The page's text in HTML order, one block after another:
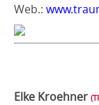
Web.:
Elke Kroehner